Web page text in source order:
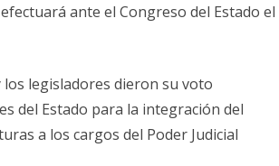
ante el Congreso del Estado el
legisladores dieron su voto
del Estado para la integración del
a los cargos del Poder Judicial